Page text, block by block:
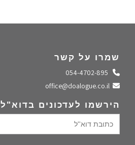
שמרו על קשר
התקשרו אלינו
שלחו מייל
הירשמו לעדכונים בדוא"ל